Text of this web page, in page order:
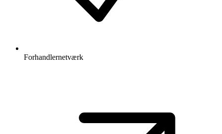
Forhandlernetværk